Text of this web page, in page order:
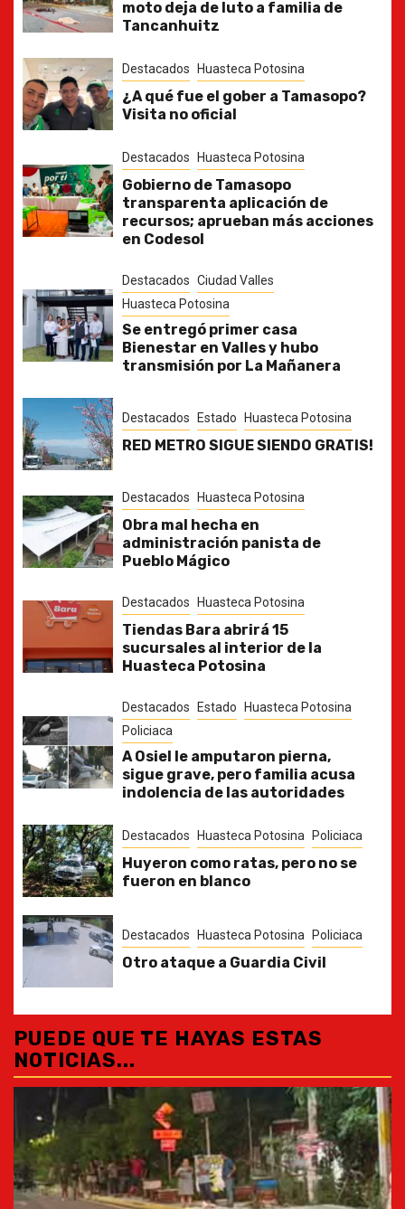
moto deja de luto a familia de
Tancanhuitz
Destacados Huasteca Potosina
¿A qué fue el gober a Tamasopo?
Visita no oficial
Destacados Huasteca Potosina
Gobierno de Tamasopo
transparenta aplicación de
recursos; aprueban más acciones
en Codesol
Destacados Ciudad Valles
Huasteca Potosina
Se entregó primer casa
Bienestar en Valles y hubo
transmisión por La Mañanera
Destacados Estado Huasteca Potosina
RED METRO SIGUE SIENDO GRATIS!
Destacados Huasteca Potosina
Obra mal hecha en
administración panista de
Pueblo Mágico
Destacados Huasteca Potosina
Tiendas Bara abrirá 15
sucursales al interior de la
Huasteca Potosina
Destacados Estado
Huasteca Potosina
Policiaca
A Osiel le amputaron pierna,
sigue grave, pero familia acusa
indolencia de las autoridades
Destacados Huasteca Potosina Policiaca
Huyeron como ratas, pero no se
fueron en blanco
Destacados Huasteca Potosina Policiaca
Otro ataque a Guardia Civil
PUEDE QUE TE HAYAS ESTAS
NOTICIAS...